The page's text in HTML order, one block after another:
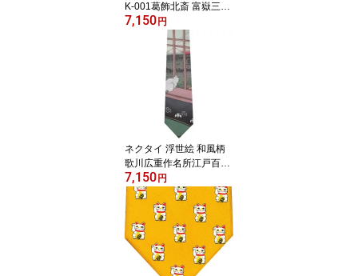
K-001葛飾北斎 富嶽三十
六景“神奈川沖浪裏”UKIY
OE HOKUSAI GRATE W
AVEシルクプレゼント ギ
フト 贈り物
7,150 円
ネクタイ 浮世絵 和風柄
歌川広重作名所江戸百景
より“浅草田圃酉の町
詣”外国人にお土産プレゼ
ント ギフト 贈り物楽ギ
フ包装対応
7,150 円